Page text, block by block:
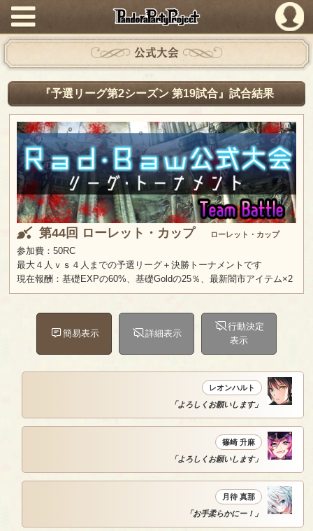
PandoraPartyProject
公式大会
『予選リーグ第2シーズン 第19試合』試合結果
第44回 ローレット・カップ ローレット・カップ
参加費：50RC
最大４人ｖｓ４人までの予選リーグ＋決勝トーナメントです
現在報酬：基礎EXPの60%、基礎Goldの25％、最新闇市アイテム×2
簡易表示 詳細表示
行動決定
表示
レオンハルト
「よろしくお願いします」
篠崎 升麻
「よろしくお願いします」
月待 真那
「お手柔らかにー！」